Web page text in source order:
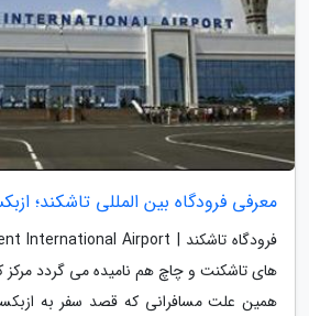
معرفی فرودگاه بین المللی تاشکند؛
های تاشکنت و چاچ هم نامیده می گردد
همین علت مسافرانی که قصد سفر به